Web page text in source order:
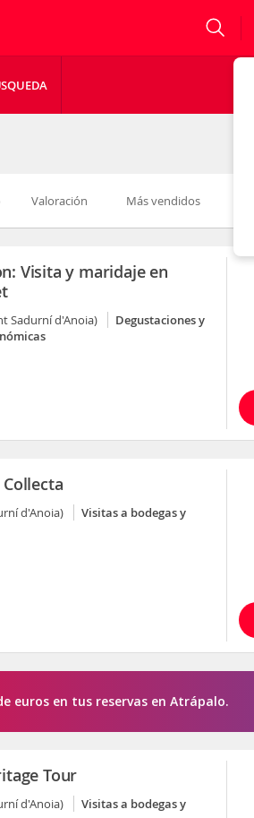
Valoración Más vendidos
Visita y maridaje en
Sadurní d'Anoia)
Degustaciones y
d'Anoia)
Visitas a bodegas y
euros en tus reservas en Atrápalo.
Tour
d'Anoia)
Visitas a bodegas y